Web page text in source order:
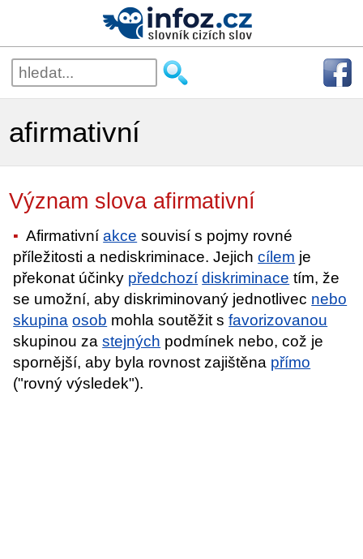
afirmativní
Význam slova afirmativní
Afirmativníakce souvisí s pojmy rovné
příležitosti a nediskriminace. Jejichcílem je
překonat účinky předchozí diskriminace tím, že
se umožní, aby diskriminovaný jednotlivec nebo
skupina osob mohla soutěžit sfavorizovanou
skupinou zastejných podmínek nebo, což je
spornější, aby byla rovnost zajištěna přímo
("rovný výsledek").